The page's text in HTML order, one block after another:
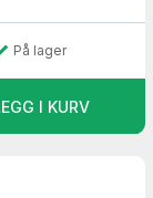
På lager
I KURV